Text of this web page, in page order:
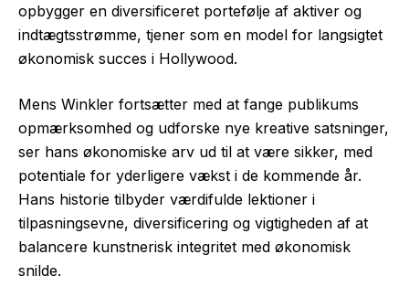
opbygger en diversificeret portefølje af aktiver og
indtægtsstrømme, tjener som en model for langsigtet
økonomisk succes i Hollywood.
Mens Winkler fortsætter med at fange publikums
opmærksomhed og udforske nye kreative satsninger,
ser hans økonomiske arv ud til at være sikker, med
potentiale for yderligere vækst i de kommende år.
Hans historie tilbyder værdifulde lektioner i
tilpasningsevne, diversificering og vigtigheden af at
balancere kunstnerisk integritet med økonomisk
snilde.